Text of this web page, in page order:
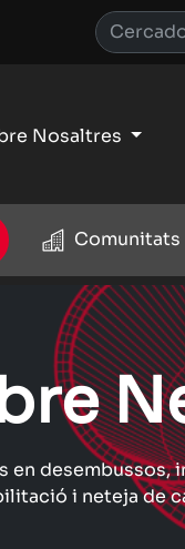
Nosaltres
Comunitats
en desembussos,
i neteja de